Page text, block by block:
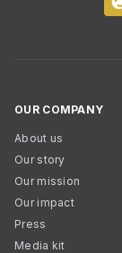
OUR COMPANY
About us
Our story
Our mission
Our impact
Press
Media kit